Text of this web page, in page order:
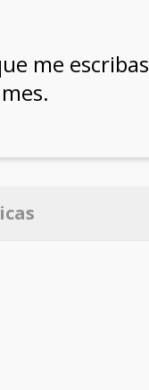
me escribas